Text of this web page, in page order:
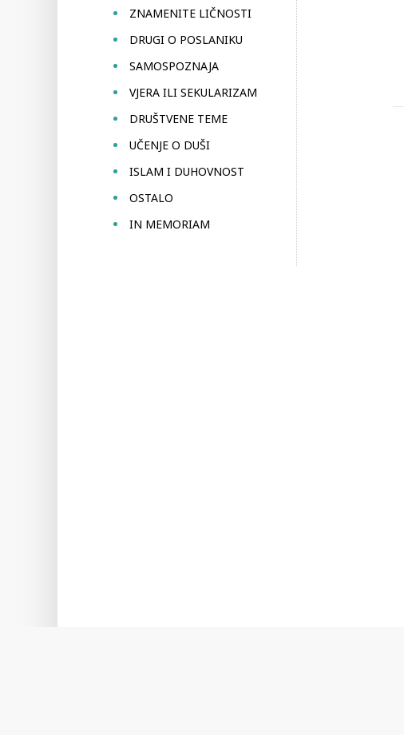
ZNAMENITE LIČNOSTI
DRUGI O POSLANIKU
SAMOSPOZNAJA
VJERA ILI SEKULARIZAM
DRUŠTVENE TEME
UČENJE O DUŠI
ISLAM I DUHOVNOST
OSTALO
IN MEMORIAM